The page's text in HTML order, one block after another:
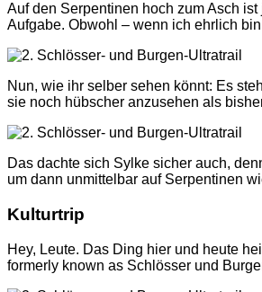
Auf den Serpentinen hoch zum Asch
Aufgabe. Obwohl – wenn ich ehrlich
Nun, wie ihr selber sehen könnt: Es
sie noch hübscher anzusehen als
Das dachte sich Sylke sicher auch,
um dann unmittelbar auf Serpentinen
Kulturtrip
Hey, Leute. Das Ding hier und heute
formerly known as Schlösser und